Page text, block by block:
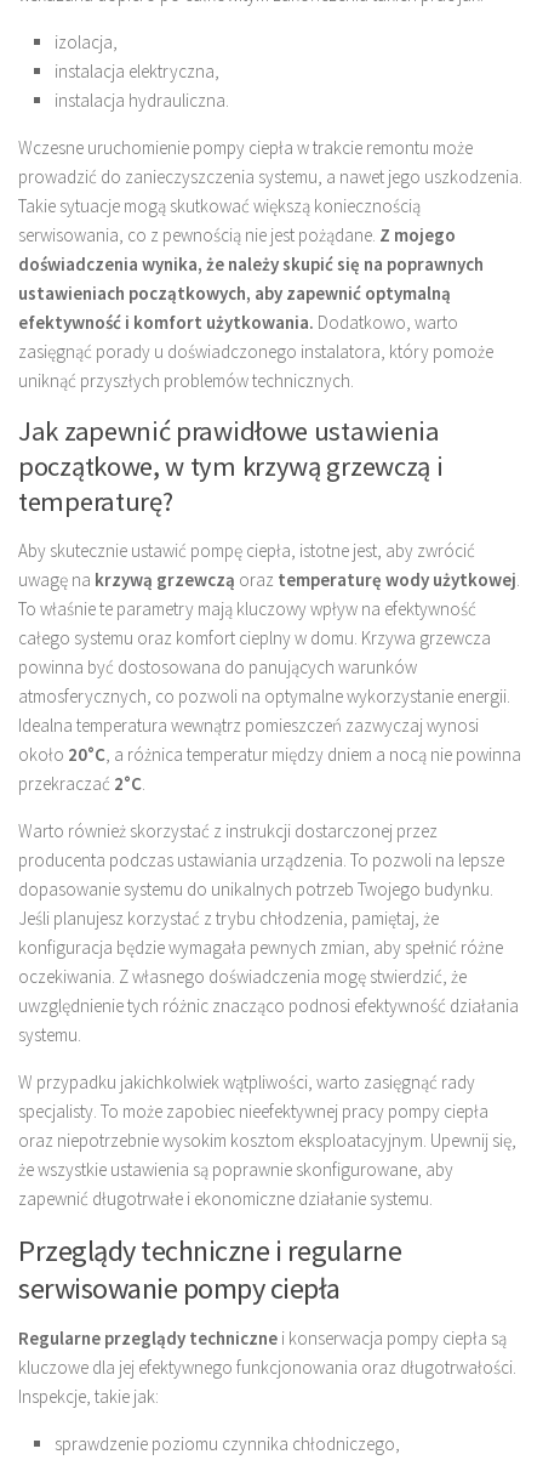
izolacja,
instalacja elektryczna,
instalacja hydrauliczna.
Wczesne uruchomienie pompy ciepła w trakcie remontu może
prowadzić do zanieczyszczenia systemu, a nawet jego uszkodzenia.
Takie sytuacje mogą skutkować większą koniecznością
serwisowania, co z pewnością nie jest pożądane. Z mojego
doświadczenia wynika, że należy skupić się na poprawnych
ustawieniach początkowych, aby zapewnić optymalną
efektywność i komfort użytkowania. Dodatkowo, warto
zasięgnąć porady u doświadczonego instalatora, który pomoże
uniknąć przyszłych problemów technicznych.
Jak zapewnić prawidłowe ustawienia
początkowe, w tym krzywą grzewczą i
temperaturę?
Aby skutecznie ustawić pompę ciepła, istotne jest, aby zwrócić
uwagę na krzywą grzewczą oraz temperaturę wody użytkowej.
To właśnie te parametry mają kluczowy wpływ na efektywność
całego systemu oraz komfort cieplny w domu. Krzywa grzewcza
powinna być dostosowana do panujących warunków
atmosferycznych, co pozwoli na optymalne wykorzystanie energii.
Idealna temperatura wewnątrz pomieszczeń zazwyczaj wynosi
około 20°C, a różnica temperatur między dniem a nocą nie powinna
przekraczać 2°C.
Warto również skorzystać z instrukcji dostarczonej przez
producenta podczas ustawiania urządzenia. To pozwoli na lepsze
dopasowanie systemu do unikalnych potrzeb Twojego budynku.
Jeśli planujesz korzystać z trybu chłodzenia, pamiętaj, że
konfiguracja będzie wymagała pewnych zmian, aby spełnić różne
oczekiwania. Z własnego doświadczenia mogę stwierdzić, że
uwzględnienie tych różnic znacząco podnosi efektywność działania
systemu.
W przypadku jakichkolwiek wątpliwości, warto zasięgnąć rady
specjalisty. To może zapobiec nieefektywnej pracy pompy ciepła
oraz niepotrzebnie wysokim kosztom eksploatacyjnym. Upewnij się,
że wszystkie ustawienia są poprawnie skonfigurowane, aby
zapewnić długotrwałe i ekonomiczne działanie systemu.
Przeglądy techniczne i regularne
serwisowanie pompy ciepła
Regularne przeglądy techniczne i konserwacja pompy ciepła są
kluczowe dla jej efektywnego funkcjonowania oraz długotrwałości.
Inspekcje, takie jak:
sprawdzenie poziomu czynnika chłodniczego,